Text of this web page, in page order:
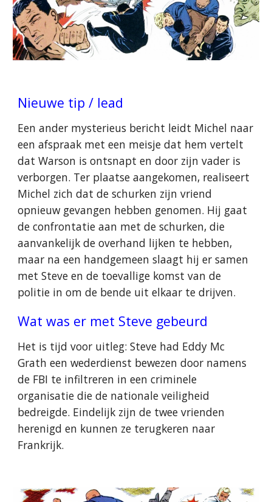
Nieuwe tip / lead
Een ander mysterieus bericht leidt Michel naar
een afspraak met een meisje dat hem vertelt
dat Warson is ontsnapt en door zijn vader is
verborgen. Ter plaatse aangekomen, realiseert
Michel zich dat de schurken zijn vriend
opnieuw gevangen hebben genomen. Hij gaat
de confrontatie aan met de schurken, die
aanvankelijk de overhand lijken te hebben,
maar na een handgemeen slaagt hij er samen
met Steve en de toevallige komst van de
politie in om de bende uit elkaar te drijven.
Wat was er met Steve gebeurd
Het is tijd voor uitleg: Steve had Eddy Mc
Grath een wederdienst bewezen door namens
de FBI te infiltreren in een criminele
organisatie die de nationale veiligheid
bedreigde. Eindelijk zijn de twee vrienden
herenigd en kunnen ze terugkeren naar
Frankrijk.